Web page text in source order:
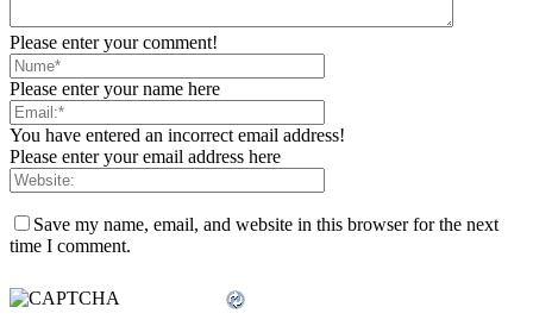
Please enter your comment!
Please enter your name here
You have entered an incorrect email address!
Please enter your email address here
Save my name, email, and website in this browser for the next
time I comment.